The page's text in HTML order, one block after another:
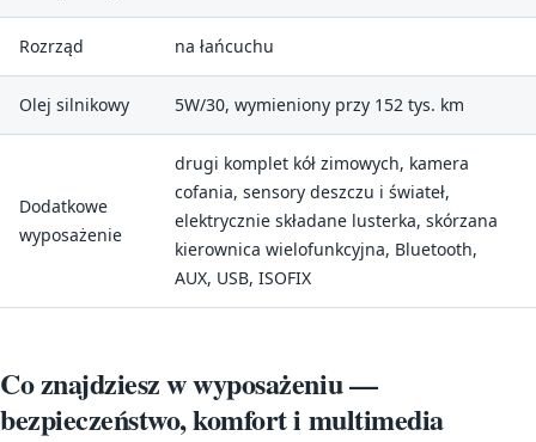
Rozrząd na łańcuchu
Olej silnikowy 5W/30, wymieniony przy 152 tys. km
Dodatkowe
wyposażenie
drugi komplet kół zimowych, kamera
cofania, sensory deszczu i świateł,
elektrycznie składane lusterka, skórzana
kierownica wielofunkcyjna, Bluetooth,
AUX, USB, ISOFIX
Co znajdziesz w wyposażeniu —
bezpieczeństwo, komfort i multimedia